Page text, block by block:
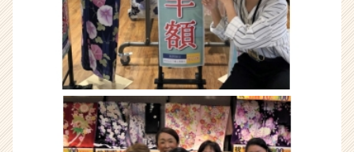
ら
ス
カ
ウ
ト
が
届
く
就